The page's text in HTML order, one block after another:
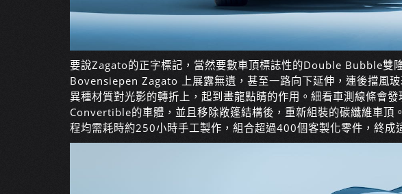
要說Zagato的正字標記，當然要數車頂標誌性的Double Bubble雙
Bovensiepen Zagato 上展露無遺，甚至一路向下延伸，連後擋風
異種材質對光影的轉折上，起到畫龍點睛的作用。細看車測線條會
Convertible的車體，並且移除敞篷結構後，重新組裝的碳纖維車
程均需耗時約250小時手工製作，組合超過400個客製化零件，終成